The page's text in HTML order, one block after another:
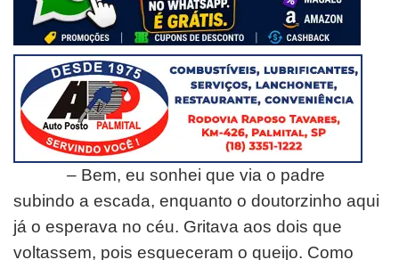
– Bem, eu sonhei que via o padre
subindo a escada, enquanto o doutorzinho aqui
já o esperava no céu. Gritava aos dois que
voltassem, pois esqueceram o queijo. Como